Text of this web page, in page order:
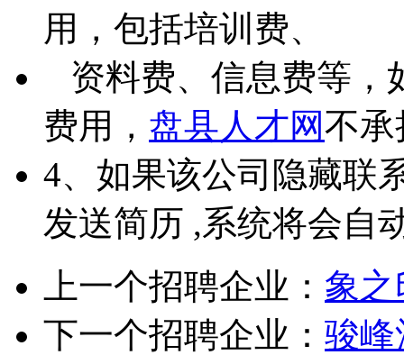
用，包括培训费、
资料费、信息费等，
费用， 盘县人才网不承
4、如果该公司隐藏联
发送简历 ,系统将会自
上一个招聘企业： 象
下一个招聘企业： 骏峰